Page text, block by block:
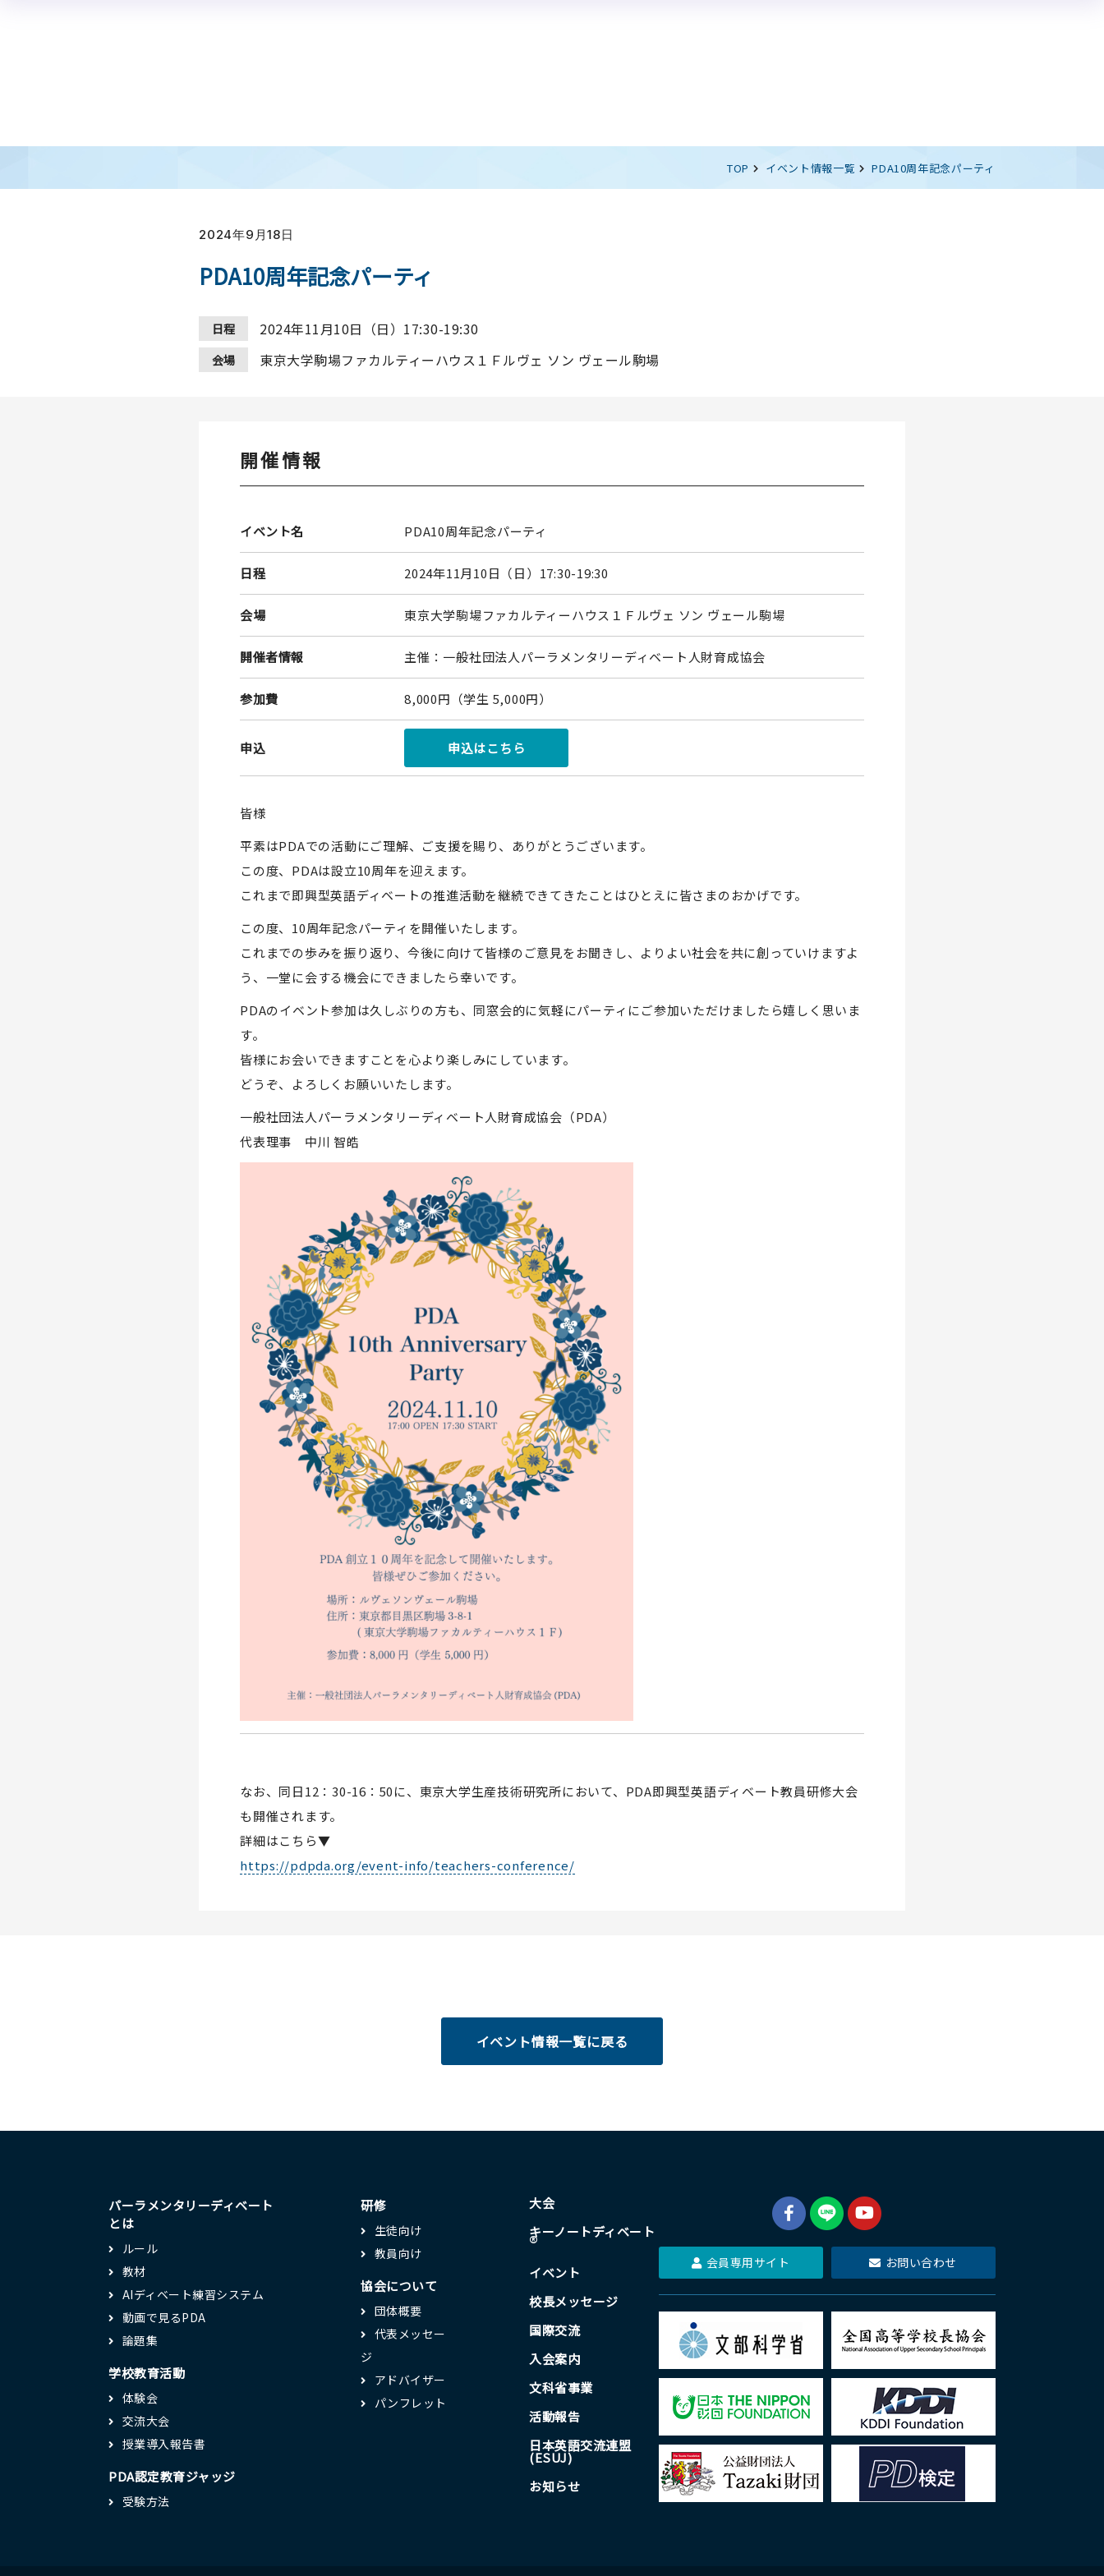
中学生全国大会
TOP イベント情報一覧 PDA10周年記念パーティ
2024年9月18日
PDA10周年記念パーティ
日程 2024年11月10日（日）17:30-19:30
会場 東京大学駒場ファカルティーハウス１Ｆルヴェ ソン ヴェール駒場
開催情報
イベント名 PDA10周年記念パーティ
日程 2024年11月10日（日）17:30-19:30
会場 東京大学駒場ファカルティーハウス１Ｆルヴェ ソン ヴェール駒場
開催者情報 主催：一般社団法人パーラメンタリーディベート人財育成協会
参加費 8,000円（学生 5,000円）
申込 申込はこちら
皆様
平素はPDAでの活動にご理解、ご支援を賜り、ありがとうございます。
この度、PDAは設立10周年を迎えます。
これまで即興型英語ディベートの推進活動を継続できてきたことはひとえに皆さまのおかげです。
この度、10周年記念パーティを開催いたします。
これまでの歩みを振り返り、今後に向けて皆様のご意見をお聞きし、よりよい社会を共に創っていけますよ
う、一堂に会する機会にできましたら幸いです。
PDAのイベント参加は久しぶりの方も、同窓会的に気軽にパーティにご参加いただけましたら嬉しく思いま
す。
皆様にお会いできますことを心より楽しみにしています。
どうぞ、よろしくお願いいたします。
一般社団法人パーラメンタリーディベート人財育成協会（PDA）
代表理事 中川 智皓
なお、同日12：30-16：50に、東京大学生産技術研究所において、PDA即興型英語ディベート教員研修大会
も開催されます。
詳細はこちら▼
https://pdpda.org/event-info/teachers-conference/
イベント情報一覧に戻る
パーラメンタリーディベート
とは
ルール
教材
AIディベート練習システム
動画で見るPDA
論題集
学校教育活動
体験会
交流大会
授業導入報告書
PDA認定教育ジャッジ
受験方法
研修
生徒向け
教員向け
協会について
団体概要
代表メッセー
ジ
アドバイザー
パンフレット
大会
キーノートディベート
®
イベント
校長メッセージ
国際交流
入会案内
文科省事業
活動報告
日本英語交流連盟
(ESUJ)
お知らせ
会員専用サイト お問い合わせ